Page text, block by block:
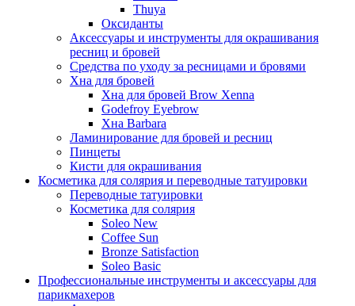
Thuya
Оксиданты
Аксессуары и инструменты для окрашивания
ресниц и бровей
Средства по уходу за ресницами и бровями
Хна для бровей
Хна для бровей Brow Xenna
Godefroy Eyebrow
Хна Barbara
Ламинирование для бровей и ресниц
Пинцеты
Кисти для окрашивания
Косметика для солярия и переводные татуировки
Переводные татуировки
Косметика для солярия
Soleo New
Coffee Sun
Bronze Satisfaction
Soleo Basic
Профессиональные инструменты и аксессуары для
парикмахеров